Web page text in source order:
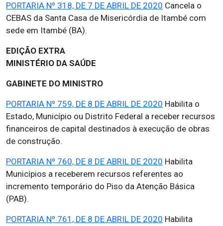
PORTARIA Nº 318, DE 7 DE ABRIL DE 2020 Cancela o
CEBAS da Santa Casa de Misericórdia de Itambé com
sede em Itambé (BA).
EDIÇÃO EXTRA
MINISTÉRIO DA SAÚDE
GABINETE DO MINISTRO
PORTARIA Nº 759, DE 8 DE ABRIL DE 2020 Habilita o
Estado, Município ou Distrito Federal a receber recursos
financeiros de capital destinados à execução de obras
de construção.
PORTARIA Nº 760, DE 8 DE ABRIL DE 2020 Habilita
Municípios a receberem recursos referentes ao
incremento temporário do Piso da Atenção Básica
(PAB).
PORTARIA Nº 761, DE 8 DE ABRIL DE 2020 Habilita